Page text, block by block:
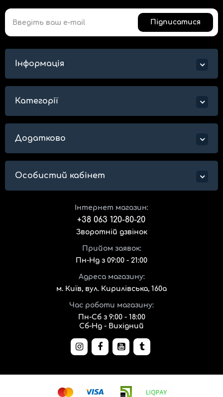
Підписатися
Інформація
Категорії
Додатково
Особистий кабінет
Інтернет магазин:
+38 063 120-80-20
Зворотній дзвінок
Прийом заявок:
Пн-Нд з 09:00 - 21:00
Адреса магазину:
м. Київ, вул. Кирилівська, 160а
Час роботи магазину:
Пн-Сб з 9:00 - 18:00
Сб-Нд - Вихідний